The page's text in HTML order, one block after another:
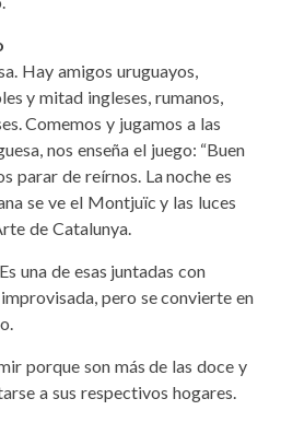
Hay amigos uruguayos,
y mitad ingleses, rumanos,
Comemos y jugamos a las
nos enseña el juego: “Buen
parar de reírnos. La noche es
se ve el Montjuïc y las luces
de Catalunya.
una de esas juntadas con
pero se convierte en
porque son más de las doce y
a sus respectivos hogares.